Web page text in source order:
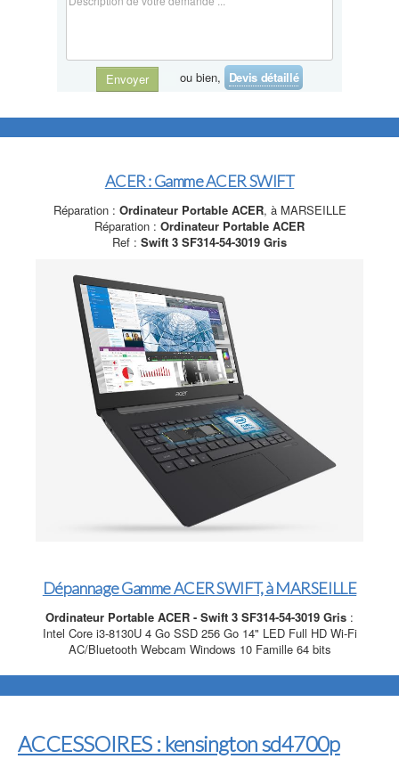
Envoyer ou bien, Devis détaillé
ACER : Gamme ACER SWIFT
Réparation : Ordinateur Portable ACER, à MARSEILLE
Réparation : Ordinateur Portable ACER
Ref : Swift 3 SF314-54-3019 Gris
Dépannage Gamme ACER SWIFT, à MARSEILLE
Ordinateur Portable ACER - Swift 3 SF314-54-3019 Gris :
Intel Core i3-8130U 4 Go SSD 256 Go 14" LED Full HD Wi-Fi
AC/Bluetooth Webcam Windows 10 Famille 64 bits
ACCESSOIRES : kensington sd4700p